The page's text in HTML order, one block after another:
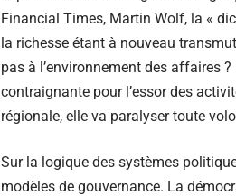
Financial Times, Martin Wolf, la «
la richesse étant à nouveau
pas à l’environnement des affaires
contraignante pour l’essor des
régionale, elle va paralyser toute
Sur la logique des systèmes
modèles de gouvernance. La